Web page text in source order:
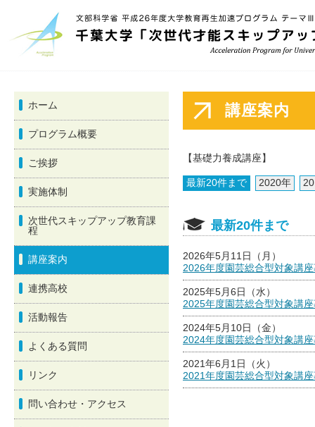
講座案内
【基礎力養成講座】
最新20件まで 2020年
最新20件まで
2026年5月11日（月）
2026年度園芸総合型対象講
2025年5月6日（水）
2025年度園芸総合型対象講
2024年5月10日（金）
2024年度園芸総合型対象講
2021年6月1日（火）
2021年度園芸総合型対象講
ホーム
プログラム概要
ご挨拶
実施体制
次世代スキップアップ教育課
程
講座案内
連携高校
活動報告
よくある質問
リンク
問い合わせ・アクセス